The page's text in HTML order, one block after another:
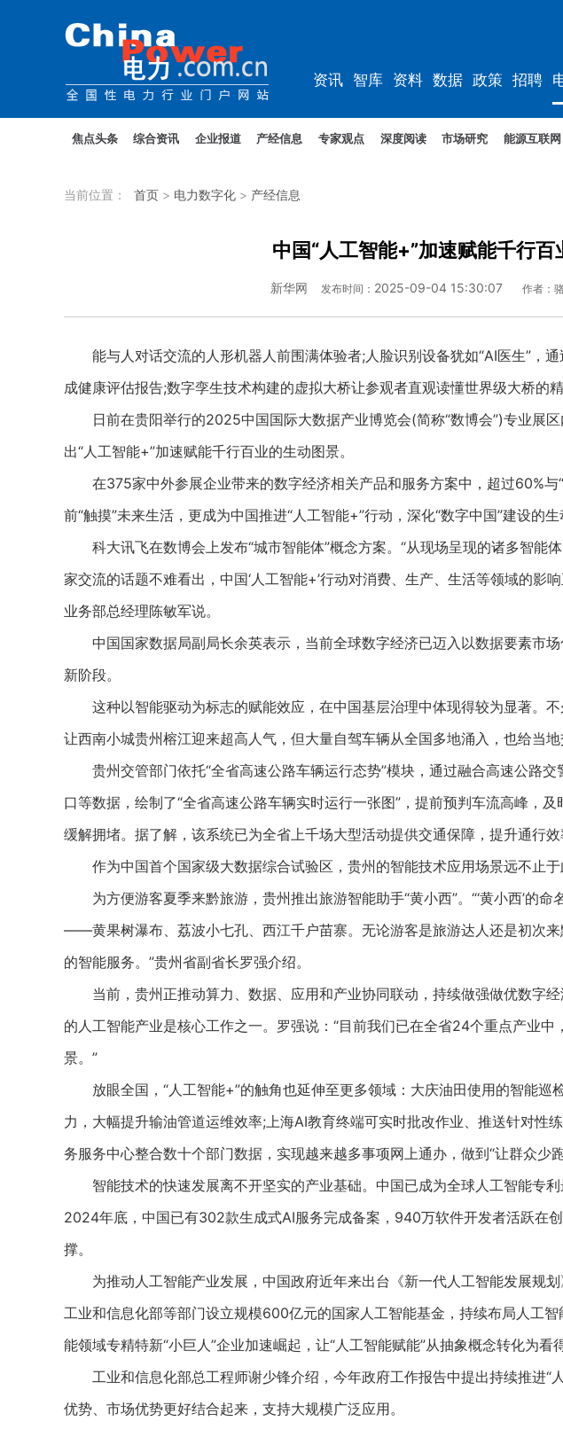
资讯 智库 资料 数据 政策 招聘
焦点头条 综合资讯 企业报道 产经信息 专家观点 深度阅读 市场研究 能源互联网
当前位置： 首页 > 电力数字化 > 产经信息
中国“人工智能+”加速赋能千行百
新华网 发布时间： 2025-09-04 15:30:07 作者：
能与人对话交流的人形机器人前围满体验者;人脸识别设备犹如“AI医生”，通
成健康评估报告;数字孪生技术构建的虚拟大桥让参观者直观读懂世界级大桥的
日前在贵阳举行的2025中国国际大数据产业博览会(简称“数博会”)专业展区
出“人工智能+”加速赋能千行百业的生动图景。
在375家中外参展企业带来的数字经济相关产品和服务方案中，超过60%与
前“触摸”未来生活，更成为中国推进“人工智能+”行动，深化“数字中国”建设的生
科大讯飞在数博会上发布“城市智能体”概念方案。“从现场呈现的诸多智能
家交流的话题不难看出，中国‘人工智能+’行动对消费、生产、生活等领域的影
业务部总经理陈敏军说。
中国国家数据局副局长余英表示，当前全球数字经济已迈入以数据要素市场
新阶段。
这种以智能驱动为标志的赋能效应，在中国基层治理中体现得较为显著。不
让西南小城贵州榕江迎来超高人气，但大量自驾车辆从全国多地涌入，也给当地
贵州交管部门依托“全省高速公路车辆运行态势”模块，通过融合高速公路交
口等数据，绘制了“全省高速公路车辆实时运行一张图”，提前预判车流高峰，
缓解拥堵。据了解，该系统已为全省上千场大型活动提供交通保障，提升通行效
作为中国首个国家级大数据综合试验区，贵州的智能技术应用场景远不止于
为方便游客夏季来黔旅游，贵州推出旅游智能助手“黄小西”。“‘黄小西’的命
——黄果树瀑布、荔波小七孔、西江千户苗寨。无论游客是旅游达人还是初次来
的智能服务。”贵州省副省长罗强介绍。
当前，贵州正推动算力、数据、应用和产业协同联动，持续做强做优数字经
的人工智能产业是核心工作之一。罗强说：“目前我们已在全省24个重点产业中
景。”
放眼全国，“人工智能+”的触角也延伸至更多领域：大庆油田使用的智能巡
力，大幅提升输油管道运维效率;上海AI教育终端可实时批改作业、推送针对性
务服务中心整合数十个部门数据，实现越来越多事项网上通办，做到“让群众少
智能技术的快速发展离不开坚实的产业基础。中国已成为全球人工智能专利
2024年底，中国已有302款生成式AI服务完成备案，940万软件开发者活跃在
撑。
为推动人工智能产业发展，中国政府近年来出台《新一代人工智能发展规划
工业和信息化部等部门设立规模600亿元的国家人工智能基金，持续布局人工
能领域专精特新“小巨人”企业加速崛起，让“人工智能赋能”从抽象概念转化为看
工业和信息化部总工程师谢少锋介绍，今年政府工作报告中提出持续推进“
优势、市场优势更好结合起来，支持大规模广泛应用。